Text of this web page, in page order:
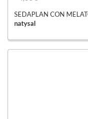
SEDAPLAN CON
natysal